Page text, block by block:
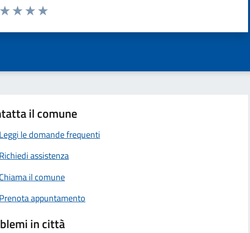
da 1 a 5 stelle la pagina
il comune
le domande frequenti
assistenza
il comune
appuntamento
in città